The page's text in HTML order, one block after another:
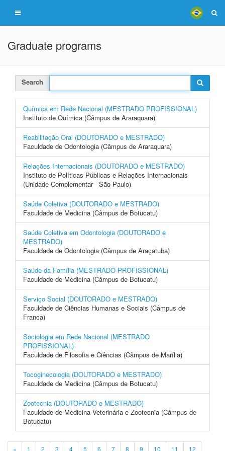
Graduate programs
Search
Química em Rede Nacional (MESTRADO PROFISSIONAL)
Instituto de Química (Câmpus de Araraquara)
Reabilitação Oral (DOUTORADO e MESTRADO)
Faculdade de Odontologia (Câmpus de Araraquara)
Relações Internacionais (DOUTORADO e MESTRADO)
Instituto de Políticas Públicas e Relações Internacionais
(Unidade Complementar - São Paulo)
Saúde Coletiva (DOUTORADO e MESTRADO)
Faculdade de Medicina (Câmpus de Botucatu)
Saúde Coletiva em Odontologia (DOUTORADO e
MESTRADO)
Faculdade de Odontologia (Câmpus de Araçatuba)
Saúde da Família (MESTRADO PROFISSIONAL)
Faculdade de Medicina (Câmpus de Botucatu)
Serviço Social (DOUTORADO e MESTRADO)
Faculdade de Ciências Humanas e Sociais (Câmpus de
Franca)
Sociologia em Rede Nacional (MESTRADO
PROFISSIONAL)
Faculdade de Filosofia e Ciências (Câmpus de Marília)
Tocoginecologia (DOUTORADO e MESTRADO)
Faculdade de Medicina (Câmpus de Botucatu)
Zootecnia (DOUTORADO e MESTRADO)
Faculdade de Medicina Veterinária e Zootecnia (Câmpus de
Botucatu)
« 1 2 3 4 5 6 7 8 9 10 11 12